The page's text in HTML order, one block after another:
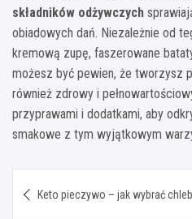
składników odżywczych
obiadowych dań. Niezależnie od
kremową zupę, faszerowane
możesz być pewien, że tworzysz
również zdrowy i
przyprawami i dodatkami, aby
smakowe z tym wyjątkowym
wpisu
Keto pieczywo – jak wybrać